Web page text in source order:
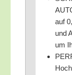
auf
und
um